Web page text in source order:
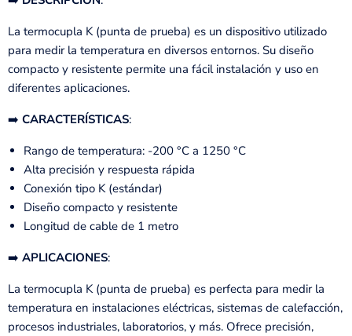
La termocupla K (punta de prueba) es un dispositivo utilizado
para medir la temperatura en diversos entornos. Su diseño
compacto y resistente permite una fácil instalación y uso en
diferentes aplicaciones.
➡️ CARACTERÍSTICAS:
Rango de temperatura: -200 °C a 1250 °C
Alta precisión y respuesta rápida
Conexión tipo K (estándar)
Diseño compacto y resistente
Longitud de cable de 1 metro
➡️ APLICACIONES:
La termocupla K (punta de prueba) es perfecta para medir la
temperatura en instalaciones eléctricas, sistemas de calefacción,
procesos industriales, laboratorios, y más. Ofrece precisión,